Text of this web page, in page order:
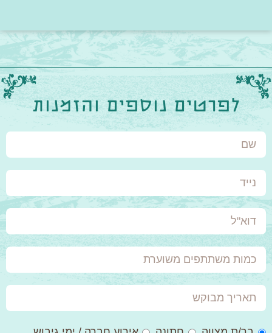
לפרטים נוספים והזמנות
שם
נייד
דוא"ל
כמות
משתתפים
משוערת
תאריך
מבוקש
סגנון